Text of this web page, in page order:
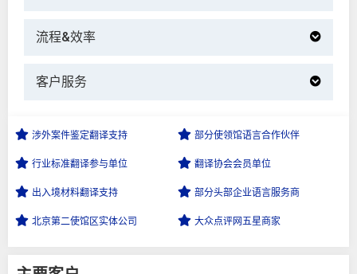
流程&效率
客户服务
涉外案件鉴定翻译支持 部分使领馆语言合作伙伴
行业标准翻译参与单位 翻译协会会员单位
出入境材料翻译支持 部分头部企业语言服务商
北京第二使馆区实体公司 大众点评网五星商家